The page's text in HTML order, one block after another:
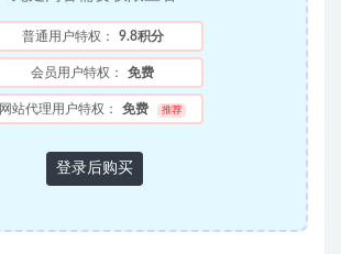
普通用户特权： 9.8积分
会员用户特权： 免费
网站代理用户特权： 免费 推荐
登录后购买